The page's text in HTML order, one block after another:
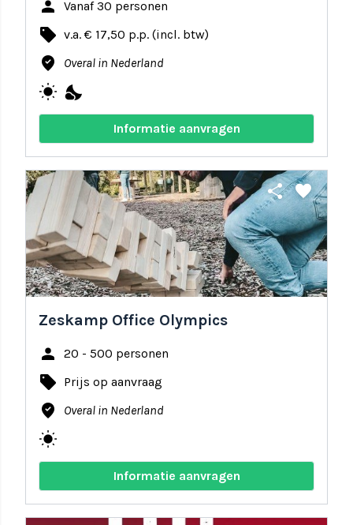
person Vanaf 30 personen
local_offer v.a. € 17,50 p.p. (incl. btw)
where_to_vote Overal in Nederland
wb_sunny nights_stay
Informatie aanvragen
share favorite
Zeskamp Office Olympics
person 20 - 500 personen
local_offer Prijs op aanvraag
where_to_vote Overal in Nederland
wb_sunny
Informatie aanvragen